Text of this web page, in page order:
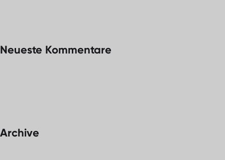
Neueste Kommentare
Archive